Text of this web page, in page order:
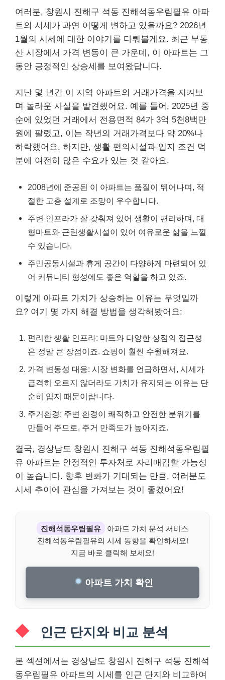
여러분, 창원시 진해구 석동 진해석동우림필유 아파
트의 시세가 과연 어떻게 변하고 있을까요? 2026년
1월의 시세에 대한 이야기를 다뤄볼게요. 최근 부동
산 시장에서 가격 변동이 큰 가운데, 이 아파트는 그
동안 긍정적인 상승세를 보여왔답니다.
지난 몇 년간 이 지역 아파트의 거래가격을 지켜보
며 놀라운 사실을 발견했어요. 예를 들어, 2025년 중
순에 있었던 거래에서 전용면적 84가 3억 5천8백만
원에 팔렸고, 이는 작년의 거래가격보다 약 20%나
하락했어요. 하지만, 생활 편의시설과 입지 조건 덕
분에 여전히 많은 수요가 있는 것 같아요.
2008년에 준공된 이 아파트는 품질이 뛰어나며, 적
절한 고층 설계로 조망이 우수합니다.
주변 인프라가 잘 갖춰져 있어 생활이 편리하며, 대
형마트와 근린생활시설이 있어 여유로운 삶을 느낄
수 있습니다.
주민공동시설과 휴게 공간이 다양하게 마련되어 있
어 커뮤니티 형성에도 좋은 역할을 하고 있죠.
이렇게 아파트 가치가 상승하는 이유는 무엇일까
요? 여기 몇 가지 해결 방법을 생각해봤어요:
편리한 생활 인프라: 마트와 다양한 상점의 접근성
은 정말 큰 장점이죠. 쇼핑이 훨씬 수월해져요.
가격 변동성 대응: 시장 변화를 언급하면서, 시세가
급격히 오르지 않더라도 가치가 유지되는 이유는 단
순히 입지 때문이랍니다.
주거환경: 주변 환경이 쾌적하고 안전한 분위기를
만들어 주므로, 주거 만족도가 높아지죠.
결국, 경상남도 창원시 진해구 석동 진해석동우림필
유 아파트는 안정적인 투자처로 자리매김할 가능성
이 높습니다. 향후 변화가 기대되는 만큼, 여러분도
시세 추이에 관심을 가져보는 것이 좋겠어요!
진해석동우림필유
아파트 가치 분석 서비스
진해석동우림필유의 시세 동향을 확인하세요!
지금 바로 클릭해 보세요!
아파트 가치 확인
인근 단지와 비교 분석
본 섹션에서는 경상남도 창원시 진해구 석동 진해석
동우림필유 아파트의 시세를 인근 단지와 비교하여